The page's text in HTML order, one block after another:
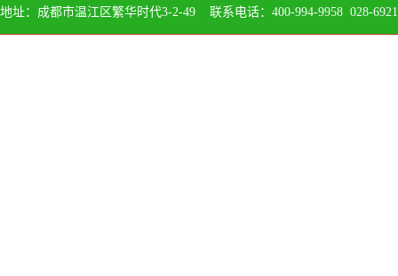
地址：成都市温江区繁华时代3-2-49 联系电话：400-994-9958 028-